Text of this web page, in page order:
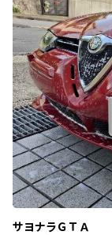
サヨナラＧＴＡ